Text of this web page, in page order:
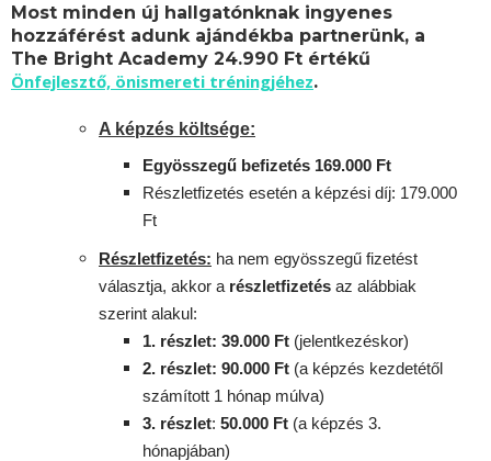
Most minden új hallgatónknak ingyenes
hozzáférést adunk ajándékba partnerünk, a
The Bright Academy 24.990 Ft értékű
Önfejlesztő, önismereti tréningjéhez.
A képzés költsége:
Egyösszegű befizetés 169.000 Ft
Részletfizetés esetén a képzési díj: 179.000
Ft
Részletfizetés: ha nem egyösszegű fizetést
választja, akkor a részletfizetés az alábbiak
szerint alakul:
1. részlet: 39.000 Ft (jelentkezéskor)
2. részlet: 90.000 Ft (a képzés kezdetétől
számított 1 hónap múlva)
3. részlet: 50.000 Ft (a képzés 3.
hónapjában)